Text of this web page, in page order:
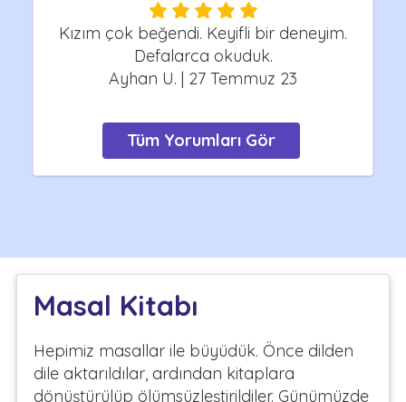
Kızım çok beğendi. Keyifli bir deneyim.
Defalarca okuduk.
Ayhan U. | 27 Temmuz 23
Tüm Yorumları Gör
Masal Kitabı
Hepimiz masallar ile büyüdük. Önce dilden
dile aktarıldılar, ardından kitaplara
dönüştürülüp ölümsüzleştirildiler. Günümüzde